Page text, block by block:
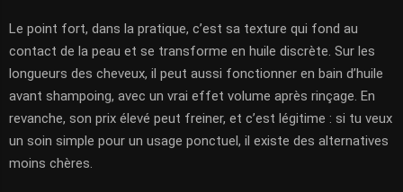
Le point fort, dans la pratique, c’est sa texture qui fond au
contact de la peau et se transforme en huile discrète. Sur les
longueurs des cheveux, il peut aussi fonctionner en bain d’huile
avant shampoing, avec un vrai effet volume après rinçage. En
revanche, son prix élevé peut freiner, et c’est légitime : si tu veux
un soin simple pour un usage ponctuel, il existe des alternatives
moins chères.